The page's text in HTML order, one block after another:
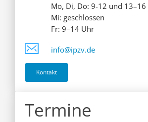
Mo, Di, Do: 9-12 und
Mi: geschlossen
Fr: 9–14 Uhr
info@ipzv.de
Kontakt
Termine